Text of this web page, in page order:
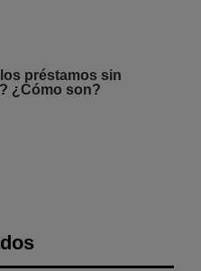
préstamos sin
¿Cómo son?